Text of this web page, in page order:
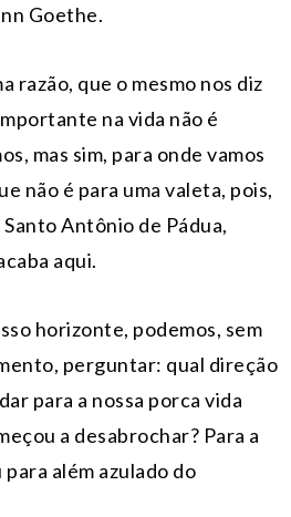
Goethe.
razão, que o mesmo nos diz
na vida não é
mas sim, para onde vamos
não é para uma valeta, pois,
Antônio de Pádua,
aqui.
horizonte, podemos, sem
perguntar: qual direção
para a nossa porca vida
a desabrochar? Para a
além azulado do